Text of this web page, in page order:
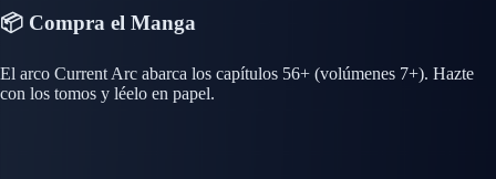
📦 Compra el Manga
El arco Current Arc abarca los capítulos 56+ (volúmenes 7+). Hazte
con los tomos y léelo en papel.